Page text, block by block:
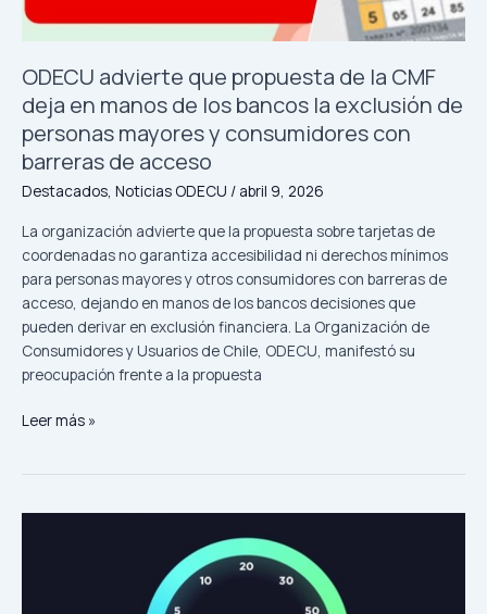
móvil?
ODECU advierte que propuesta de la CMF
deja en manos de los bancos la exclusión de
personas mayores y consumidores con
barreras de acceso
Destacados, Noticias ODECU / abril 9, 2026
La organización advierte que la propuesta sobre tarjetas de
coordenadas no garantiza accesibilidad ni derechos mínimos
para personas mayores y otros consumidores con barreras de
acceso, dejando en manos de los bancos decisiones que
pueden derivar en exclusión financiera. La Organización de
Consumidores y Usuarios de Chile, ODECU, manifestó su
preocupación frente a la propuesta
ODECU
de
Leer más »